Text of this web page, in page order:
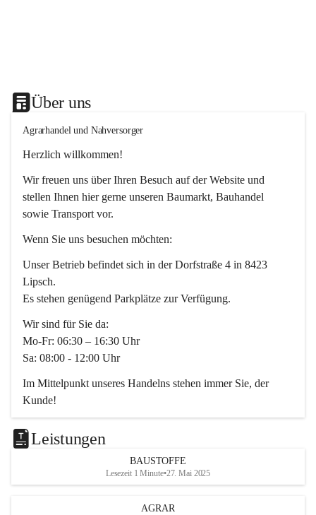
Über uns
Agrarhandel und Nahversorger
Herzlich willkommen!
Wir freuen uns über Ihren Besuch auf der Website und
stellen Ihnen hier gerne unseren Baumarkt, Bauhandel
sowie Transport vor.
Wenn Sie uns besuchen möchten:
Unser Betrieb befindet sich in der Dorfstraße 4 in 8423
Lipsch.
Es stehen genügend Parkplätze zur Verfügung.
Wir sind für Sie da:
Mo-Fr: 06:30 – 16:30 Uhr
Sa: 08:00 - 12:00 Uhr
Im Mittelpunkt unseres Handelns stehen immer Sie, der
Kunde!
Das Team ist freundlich, motiviert und bestens geschult in
den Bereichen
Beratung, Lager sowie Transport. Für alle Ihre Anliegen
finden wir eine individuelle Lösung.
Leistungen
BAUSTOFFE
Lesezeit 1 Minute•27. Mai 2025
AGRAR